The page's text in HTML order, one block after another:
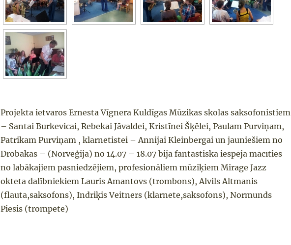
Projekta ietvaros Ernesta Vīgnera Kuldīgas Mūzikas skolas saksofonistiem
– Santai Burkevicai, Rebekai Jāvaldei, Kristīnei Šķēlei, Paulam Purviņam,
Patrikam Purviņam , klarnetistei – Annijai Kleinbergai un jauniešiem no
Drobakas – (Norvēģija) no 14.07 – 18.07 bija fantastiska iespēja mācīties
no labākajiem pasniedzējiem, profesionāliem mūziķiem Mirage Jazz
okteta dalībniekiem Lauris Amantovs (trombons), Alvils Altmanis
(flauta,saksofons), Indriķis Veitners (klarnete,saksofons), Normunds
Piesis (trompete)